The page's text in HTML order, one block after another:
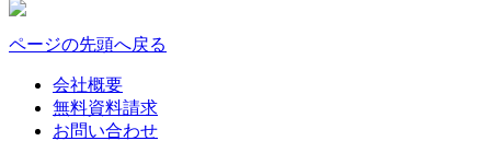
ページの先頭へ戻る
会社概要
無料資料請求
お問い合わせ